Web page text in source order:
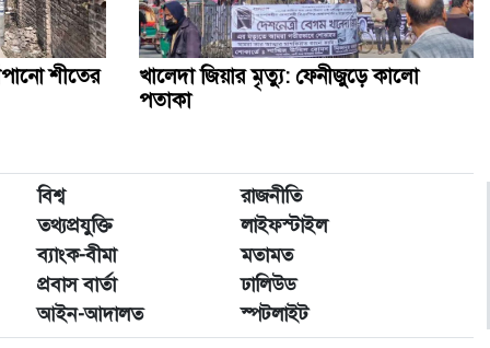
শীতের
খালেদা জিয়ার মৃত্যু: ফেনীজুড়ে কালো
পতাকা
বিশ্ব
রাজনীতি
তথ্যপ্রযুক্তি
লাইফস্টাইল
ব্যাংক-বীমা
মতামত
প্রবাস বার্তা
ঢালিউড
আইন-আদালত স্পটলাইট